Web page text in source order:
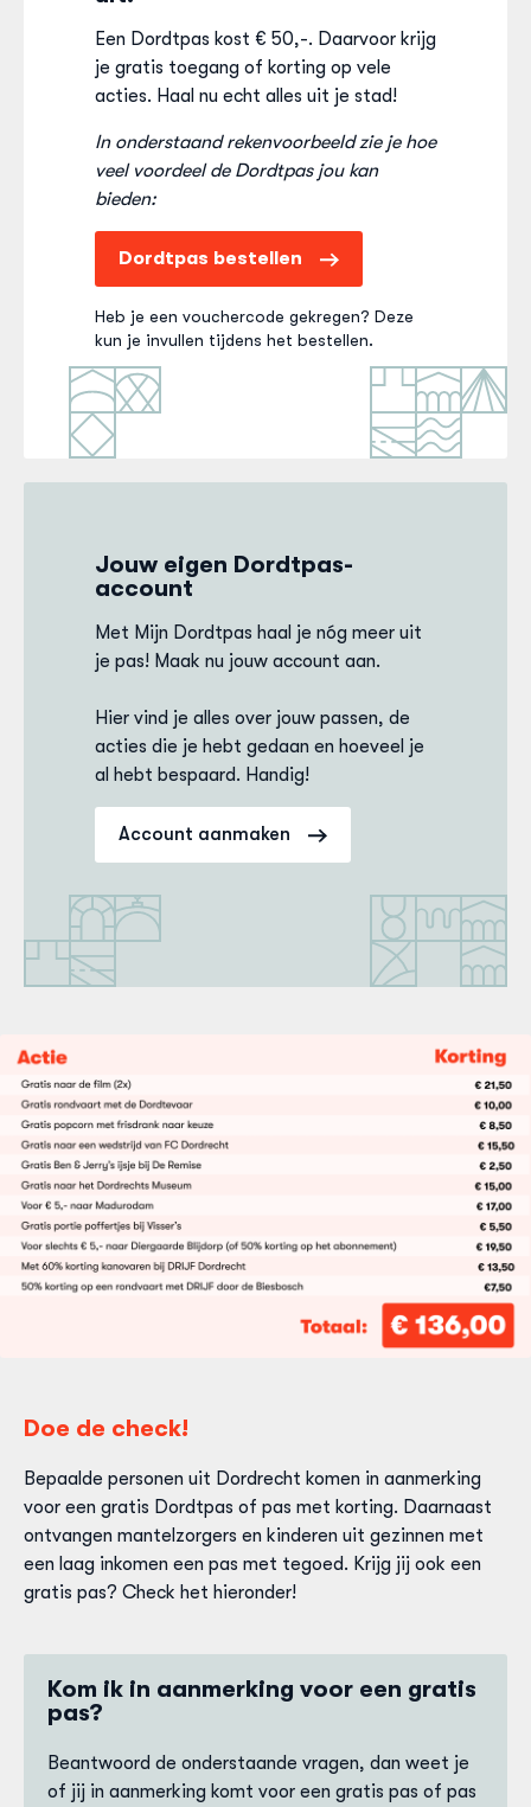
Een Dordtpas kost € 50,-. Daarvoor krijg
je gratis toegang of korting op vele
acties. Haal nu echt alles uit je stad!
In onderstaand rekenvoorbeeld zie je hoe
veel voordeel de Dordtpas jou kan
bieden:
Dordtpas bestellen
Heb je een vouchercode gekregen? Deze
kun je invullen tijdens het bestellen.
Jouw eigen Dordtpas-
account
Met Mijn Dordtpas haal je nóg meer uit
je pas! Maak nu jouw account aan.
Hier vind je alles over jouw passen, de
acties die je hebt gedaan en hoeveel je
al hebt bespaard. Handig!
Account aanmaken
Doe de check!
Bepaalde personen uit Dordrecht komen in aanmerking
voor een gratis Dordtpas of pas met korting. Daarnaast
ontvangen mantelzorgers en kinderen uit gezinnen met
een laag inkomen een pas met tegoed. Krijg jij ook een
gratis pas? Check het hieronder!
Kom ik in aanmerking voor een gratis
pas?
Beantwoord de onderstaande vragen, dan weet je
of jij in aanmerking komt voor een gratis pas of pas